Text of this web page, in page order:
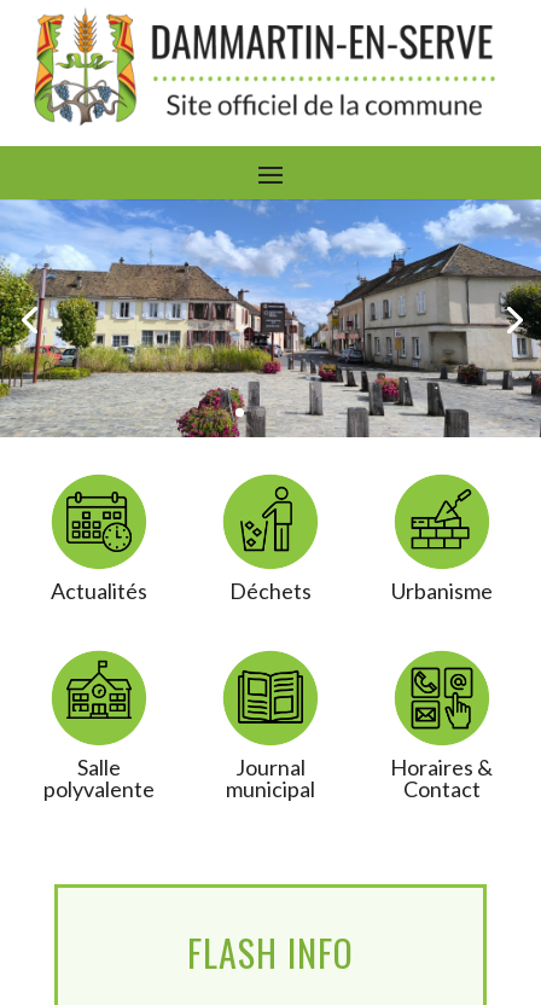
Actualités Déchets Urbanisme
Salle
polyvalente
Journal
municipal
Horaires &
Contact
FLASH INFO